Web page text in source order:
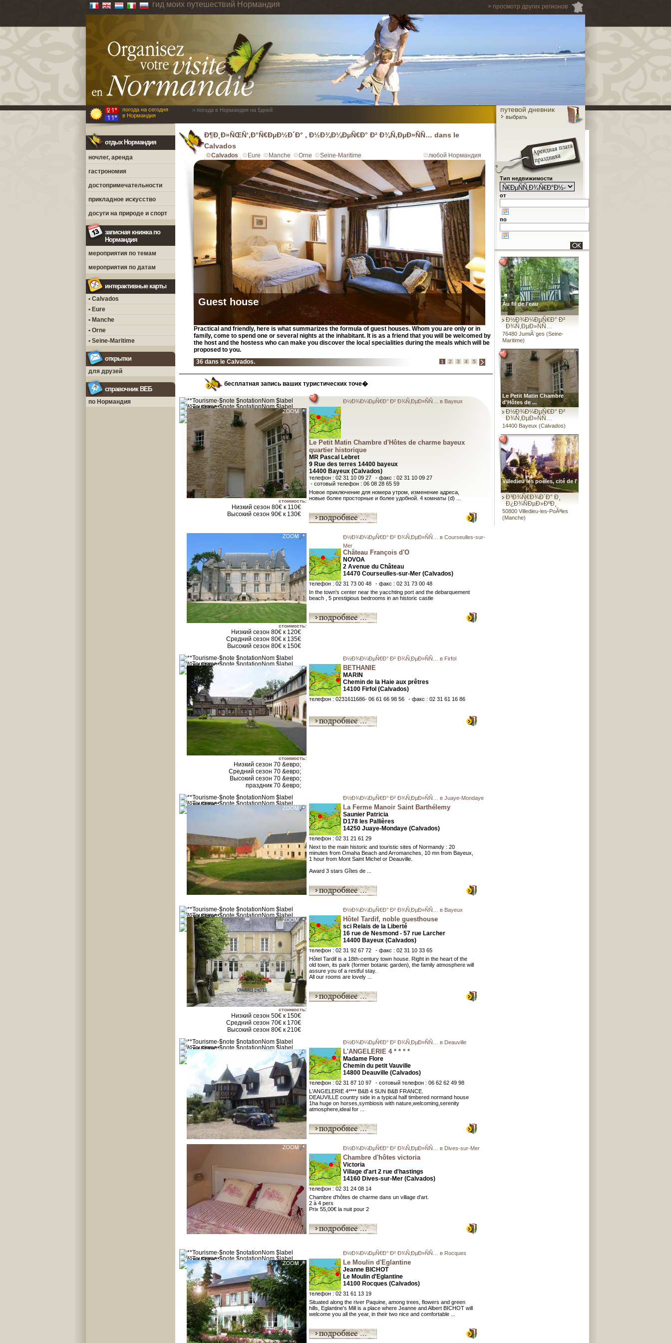
> просмотр других регионов
гид моих путешествий Нормандия
погода на сегодня
в Нормандия
> погода в Нормандия на 5дней путевой дневник
выбрать
отдых Нормандия
ночлег, аренда
гастрономия
достопримечательности
прикладное искусство
досуги на природе и спорт
записная книжка по
Нормандия
мероприятия по темам
мероприятия по датам
интерактивные карты
• Calvados
• Eure
• Manche
• Orne
• Seine-Maritime
открытки
для друзей
справочник ВЕБ
по Нормандия
Ð¶Ð¸Ð»ÑŒÑ‘,Ð°Ñ€ÐµÐ½Ð´Ð° , Ð½Ð¾Ð¼ÐµÑ€Ð° Ð² Ð¾Ñ‚ÐµÐ»ÑÑ… dans le
Calvados
Calvados Eure Manche Orne Seine-Maritime любой Нормандия
Guest house
Practical and friendly, here is what summarizes the formula of guest houses. Whom you are only or in
family, come to spend one or several nights at the inhabitant. It is as a friend that you will be welcomed by
the host and the hostess who can make you discover the local specialities during the meals which will be
proposed to you.
36 dans le Calvados.
1 2 3 4 5
бесплатная запись ваших туристических точе�
стоимость:
Низкий сезон 80€ к 110€
Высокий сезон 90€ к 130€
Ð½Ð¾Ð¼ÐµÑ€Ð° Ð² Ð¾Ñ‚ÐµÐ»ÑÑ… в Bayeux
Le Petit Matin Chambre d'Hôtes de charme bayeux
quartier historique
MR Pascal Lebret
9 Rue des terres 14400 bayeux
14400 Bayeux (Calvados)
телефон : 02 31 10 09 27
- факс : 02 31 10 09 27
- сотовый телефон : 06 08 28 65 59
Новое приключение для номера утром, изменение адреса,
новые более просторные и более удобной. 4 комнаты (d) ...
стоимость:
Низкий сезон 80€ к 120€
Средний сезон 80€ к 135€
Высокий сезон 80€ к 150€
Ð½Ð¾Ð¼ÐµÑ€Ð° Ð² Ð¾Ñ‚ÐµÐ»ÑÑ… в Courseulles-sur-
Mer
Château François d'O
NOVOA
2 Avenue du Château
14470 Courseulles-sur-Mer (Calvados)
телефон : 02 31 73 00 48
- факс : 02 31 73 00 48
In the town's center near the yacchting port and the debarquement
beach , 5 prestigious bedrooms in an historic castle
стоимость:
Низкий сезон 70 &евро;
Средний сезон 70 &евро;
Высокий сезон 70 &евро;
праздник 70 &евро;
Ð½Ð¾Ð¼ÐµÑ€Ð° Ð² Ð¾Ñ‚ÐµÐ»ÑÑ… в Firfol
BETHANIE
MARIN
Chemin de la Haie aux prêtres
14100 Firfol (Calvados)
телефон : 0231611686- 06 61 66 98 56 - факс : 02 31 61 16 86
Ð½Ð¾Ð¼ÐµÑ€Ð° Ð² Ð¾Ñ‚ÐµÐ»ÑÑ… в Juaye-Mondaye
La Ferme Manoir Saint Barthélemy
Saunier Patricia
D178 les Pallières
14250 Juaye-Mondaye (Calvados)
телефон : 02 31 21 61 29
Next to the main historic and touristic sites of Normandy : 20
minutes from Omaha Beach and Arromanches, 10 mn from Bayeux,
1 hour from Mont Saint Michel or Deauville.
Award 3 stars Gîtes de ...
стоимость:
Низкий сезон 50€ к 150€
Средний сезон 70€ к 170€
Высокий сезон 80€ к 210€
Ð½Ð¾Ð¼ÐµÑ€Ð° Ð² Ð¾Ñ‚ÐµÐ»ÑÑ… в Bayeux
Hôtel Tardif, noble guesthouse
sci Relais de la Liberté
16 rue de Nesmond - 57 rue Larcher
14400 Bayeux (Calvados)
телефон : 02 31 92 67 72
- факс : 02 31 10 33 65
Hôtel Tardif is a 18th-century town house. Right in the heart of the
old town, its park (former botanic garden), the family atmosphere will
assure you of a restful stay.
All our rooms are lovely ...
Ð½Ð¾Ð¼ÐµÑ€Ð° Ð² Ð¾Ñ‚ÐµÐ»ÑÑ… в Deauville
L'ANGELERIE 4 * * * *
Madame Flore
Chemin du petit Vauville
14800 Deauville (Calvados)
телефон : 02 31 87 10 97
- сотовый телефон : 06 62 62 49 98
L'ANGELERIE 4**** B&B 4 SUN B&B FRANCE.
DEAUVILLE country side in a typical half timbered normand house
1ha huge on horses,symbiosis with nature,welcoming,serenity
atmosphere,ideal for ...
Ð½Ð¾Ð¼ÐµÑ€Ð° Ð² Ð¾Ñ‚ÐµÐ»ÑÑ… в Dives-sur-Mer
Chambre d'hôtes victoria
Victoria
Village d'art 2 rue d'hastings
14160 Dives-sur-Mer (Calvados)
телефон : 02 31 24 08 14
Chambre d'hôtes de charme dans un village d'art.
2 à 4 pers
Prix 55,00€ la nuit pour 2
Ð½Ð¾Ð¼ÐµÑ€Ð° Ð² Ð¾Ñ‚ÐµÐ»ÑÑ… в Rocques
Le Moulin d'Eglantine
Jeanne BICHOT
Le Moulin d'Eglantine
14100 Rocques (Calvados)
телефон : 02 31 61 13 19
Situated along the river Paquine, among trees, flowers and green
hills, Eglantine's Mill is a place where Jeanne and Albert BICHOT will
welcome you all the year, in their two nice and comfortable ...
Тип недвижимости
от
по
Au fil de l'eau
Ð½Ð¾Ð¼ÐµÑ€Ð° Ð²
Ð¾Ñ‚ÐµÐ»ÑÑ…
76480 JumiÃ¨ges (Seine-
Maritime)
Le Petit Matin Chambre
d'Hôtes de ...
Ð½Ð¾Ð¼ÐµÑ€Ð° Ð²
Ð¾Ñ‚ÐµÐ»ÑÑ…
14400 Bayeux (Calvados)
Villedieu les poêles, cité de l'
...
Ð³Ð¾Ñ€Ð¾Ð´Ð° Ð¸
Ð¿Ð¾ÑÐµÐ»ÐºÐ¸
50800 Villedieu-les-PoÃªles
(Manche)